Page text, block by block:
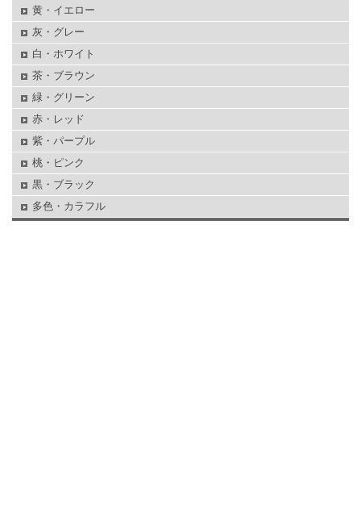
黄・イエロー
灰・グレー
白・ホワイト
茶・ブラウン
緑・グリーン
赤・レッド
紫・パープル
桃・ピンク
黒・ブラック
多色・カラフル